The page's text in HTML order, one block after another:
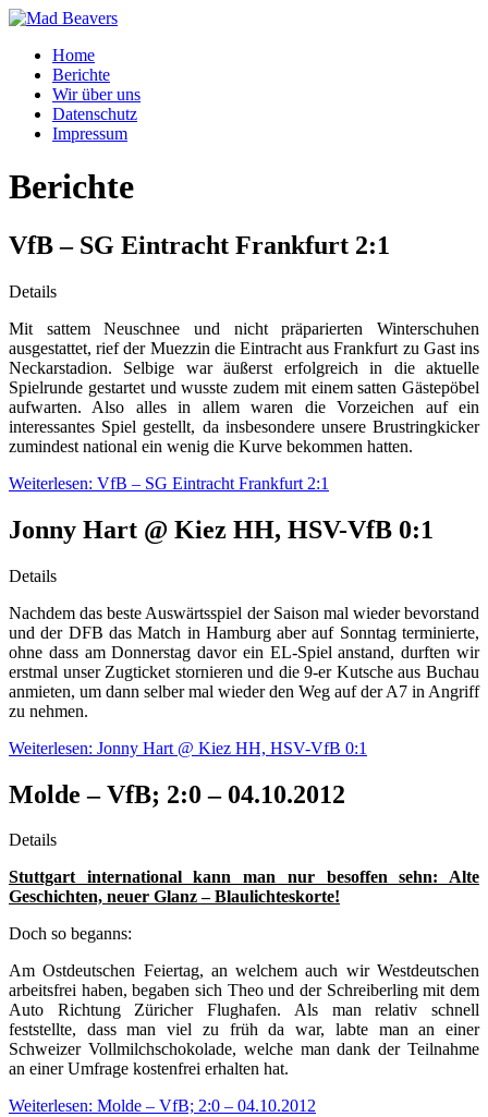
Home
Berichte
Wir über uns
Datenschutz
Impressum
Berichte
VfB – SG Eintracht Frankfurt 2:1
Details
Mit sattem Neuschnee und nicht präparierten Winterschuhen
ausgestattet, rief der Muezzin die Eintracht aus Frankfurt zu Gast ins
Neckarstadion. Selbige war äußerst erfolgreich in die aktuelle
Spielrunde gestartet und wusste zudem mit einem satten Gästepöbel
aufwarten. Also alles in allem waren die Vorzeichen auf ein
interessantes Spiel gestellt, da insbesondere unsere Brustringkicker
zumindest national ein wenig die Kurve bekommen hatten.
Weiterlesen: VfB – SG Eintracht Frankfurt 2:1
Jonny Hart @ Kiez HH, HSV-VfB 0:1
Details
Nachdem das beste Auswärtsspiel der Saison mal wieder bevorstand
und der DFB das Match in Hamburg aber auf Sonntag terminierte,
ohne dass am Donnerstag davor ein EL-Spiel anstand, durften wir
erstmal unser Zugticket stornieren und die 9-er Kutsche aus Buchau
anmieten, um dann selber mal wieder den Weg auf der A7 in Angriff
zu nehmen.
Weiterlesen: Jonny Hart @ Kiez HH, HSV-VfB 0:1
Molde – VfB; 2:0 – 04.10.2012
Details
Stuttgart international kann man nur besoffen sehn: Alte
Geschichten, neuer Glanz – Blaulichteskorte!
Doch so beganns:
Am Ostdeutschen Feiertag, an welchem auch wir Westdeutschen
arbeitsfrei haben, begaben sich Theo und der Schreiberling mit dem
Auto Richtung Züricher Flughafen. Als man relativ schnell
feststellte, dass man viel zu früh da war, labte man an einer
Schweizer Vollmilchschokolade, welche man dank der Teilnahme
an einer Umfrage kostenfrei erhalten hat.
Weiterlesen: Molde – VfB; 2:0 – 04.10.2012